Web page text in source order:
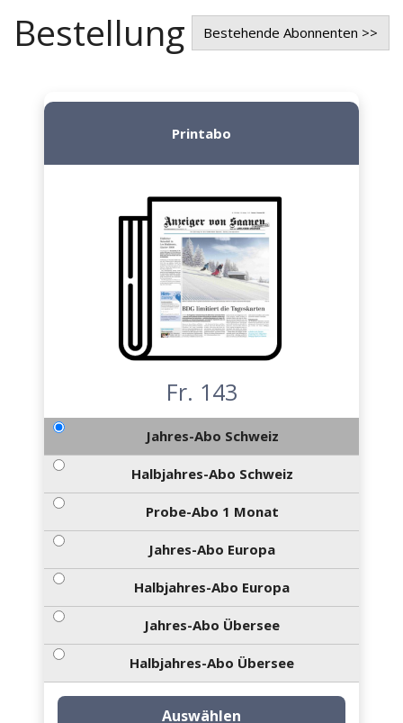
Bestellung Bestehende Abonnenten >>
Printabo
Fr. 143
Jahres-Abo Schweiz
Halbjahres-Abo Schweiz
Probe-Abo 1 Monat
Jahres-Abo Europa
Halbjahres-Abo Europa
Jahres-Abo Übersee
Halbjahres-Abo Übersee
Auswählen